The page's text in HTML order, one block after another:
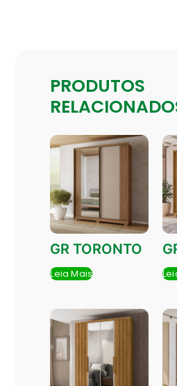
PRODUTOS
GR TORONTO
Leia Mais